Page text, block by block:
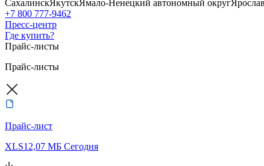
СахалинскЯкутскЯмало-Ненецкий автономный округ
+7 800 777-9462
Пресс-центр
Где купить?
Прайс-листы
Прайс-листы
Прайс-лист
XLS12,07 МБ Сегодня